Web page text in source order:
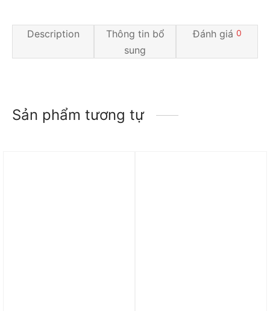
Description
Thông tin bổ
sung
Đánh giá 0
Sản phẩm tương tự